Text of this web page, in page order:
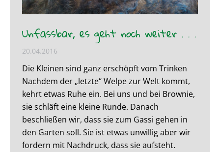
Unfassbar, es geht noch weiter . . .
20.04.2016
Die Kleinen sind ganz erschöpft vom Trinken
Nachdem der „letzte“ Welpe zur Welt kommt,
kehrt etwas Ruhe ein. Bei uns und bei Brownie,
sie schläft eine kleine Runde. Danach
beschließen wir, dass sie zum Gassi gehen in
den Garten soll. Sie ist etwas unwillig aber wir
fordern mit Nachdruck, dass sie aufsteht.